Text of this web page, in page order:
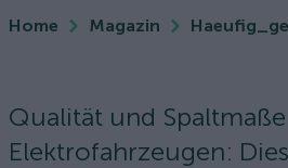
Home Magazin
Qualität und Spaltmaße
Elektrofahrzeugen: